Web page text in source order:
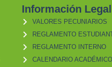
Información Legal
VALORES PECUNIARIOS
REGLAMENTO
REGLAMENTO INTERNO
CALENDARIO ACADÉMICO